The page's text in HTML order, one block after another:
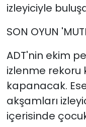
izleyiciyle
SON OYUN
ADT'nin ekim
izlenme rekoru
kapanacak.
akşamları
içerisinde